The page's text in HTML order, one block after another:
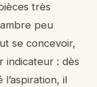
très
peu
se concevoir,
indicateur : dès
il